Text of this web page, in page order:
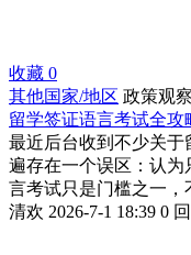
收藏 0
其他国家/地区 政策观察
留学签证语言考试全攻
最近后台收到不少关
遍存在一个误区：认
言考试只是门槛之一，
清欢 2026-7-1 18:39 0